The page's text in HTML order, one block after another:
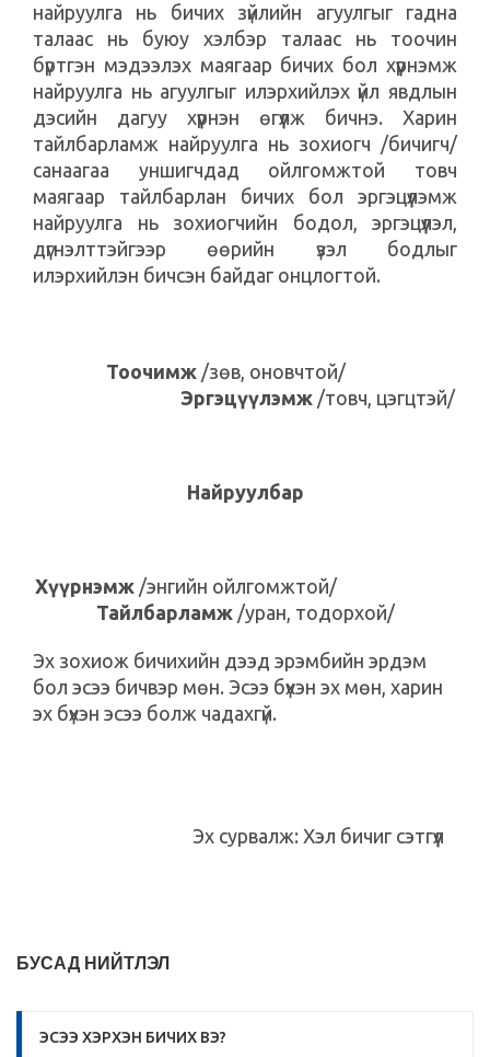
найруулга нь бичих зүйлийн агуулгыг гадна
талаас нь буюу хэлбэр талаас нь тоочин
бүртгэн мэдээлэх маягаар бичих бол хүүрнэмж
найруулга нь агуулгыг илэрхийлэх үйл явдлын
дэсийн дагуу хүүрнэн өгүүлж бичнэ. Харин
тайлбарламж найруулга нь зохиогч /бичигч/
санаагаа уншигчдад ойлгомжтой товч
маягаар тайлбарлан бичих бол эргэцүүлэмж
найруулга нь зохиогчийн бодол, эргэцүүлэл,
дүгнэлттэйгээр өөрийн үзэл бодлыг
илэрхийлэн бичсэн байдаг онцлогтой.
Тоочимж /зөв, оновчтой/
Эргэцүүлэмж/товч, цэгцтэй/
Найруулбар
Хүүрнэмж /энгийн ойлгомжтой/
Тайлбарламж /уран, тодорхой/
Эх зохиож бичихийн дээд эрэмбийн эрдэм
бол эсээ бичвэр мөн. Эсээ бүхэн эх мөн, харин
эх бүхэн эсээ болж чадахгүй.
Эх сурвалж: Хэл бичиг сэтгүүл
БУСАД НИЙТЛЭЛ
ЭСЭЭ ХЭРХЭН БИЧИХ ВЭ?